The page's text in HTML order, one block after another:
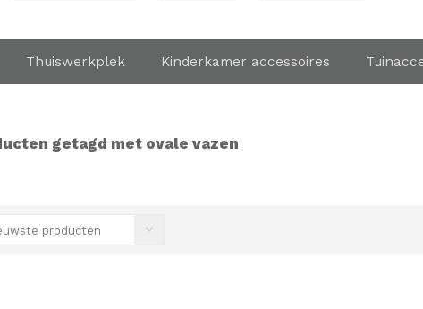
Thuiswerkplek Kinderkamer accessoires
getagd met ovale vazen
producten